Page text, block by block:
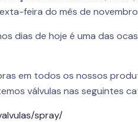
feira do mês de
dias de hoje é uma das
em todos os nossos
válvulas nas seguintes
spray/